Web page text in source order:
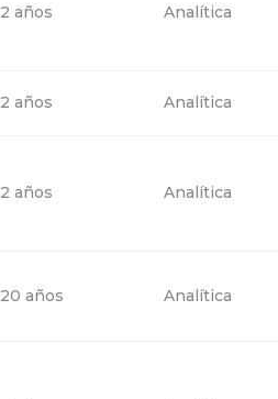
2 años Analítica
2 años Analítica
2 años Analítica
20 años Analítica